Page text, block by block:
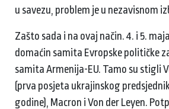
u savezu, problem je u nezavisnom
Zašto sada i na ovaj način. 4. i 5.
domaćin samita Evropske političke
samita Armenija-EU. Tamo su stigli
(prva posjeta ukrajinskog
godine), Macron i Von der Leyen.